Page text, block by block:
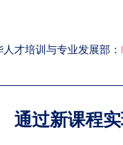
才培训与专业发展部：
通过新课程